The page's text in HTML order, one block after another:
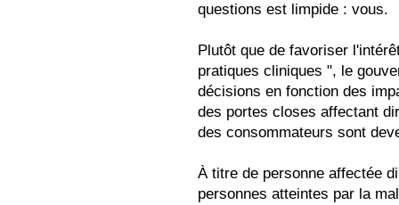
questions est limpide : vous.
Plutôt que de favoriser
pratiques cliniques ", le
décisions en fonction des
des portes closes affectant
des consommateurs sont
À titre de personne affectée
personnes atteintes par la